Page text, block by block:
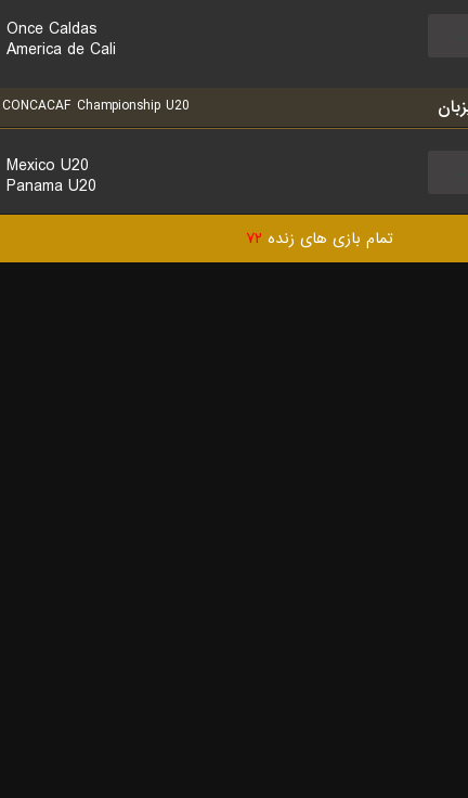
Once Caldas
America de Cali
CONCACAF Championship U20
Mexico U20
Panama U20
تمام بازی های زنده ۷۲